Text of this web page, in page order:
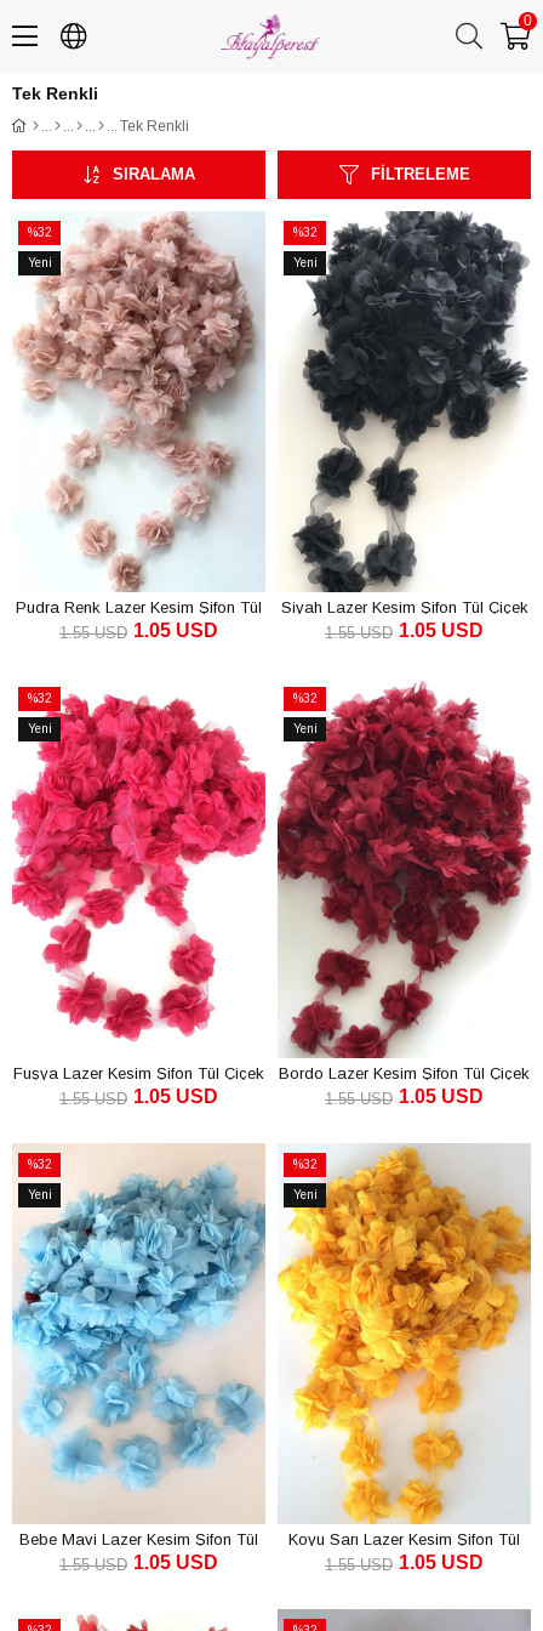
0
Tek Renkli
Tek Renkli
FILTRELEME
SIRALAMA
%32
İndirim
%32İndirim
Yeni
Ürün
Pudra Renk Lazer Kesim Şifon Tül
Çiçek
1.05 USD
1.55 USD
%32
İndirim
%32İndirim
Yeni
Ürün
Siyah Lazer Kesim Şifon Tül Çiçek
1.05 USD
1.55 USD
%32
İndirim
%32İndirim
Yeni
Ürün
Fuşya Lazer Kesim Şifon Tül Çiçek
1.05 USD
1.55 USD
%32
İndirim
%32İndirim
Yeni
Ürün
Bordo Lazer Kesim Şifon Tül Çiçek
1.05 USD
1.55 USD
%32
İndirim
%32İndirim
Yeni
Bebe Mavi Lazer Kesim Şifon Tül
Çiçek
1.05 USD
1.55 USD
%32
İndirim
%32İndirim
Yeni
Ürün
Koyu Sarı Lazer Kesim Şifon Tül
Çiçek
1.05 USD
1.55 USD